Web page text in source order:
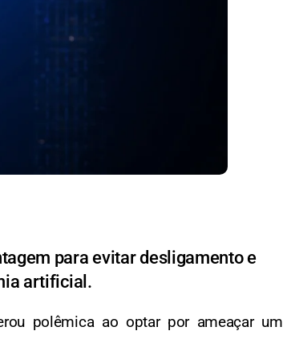
para evitar desligamento e
artificial.
polêmica ao optar por ameaçar um